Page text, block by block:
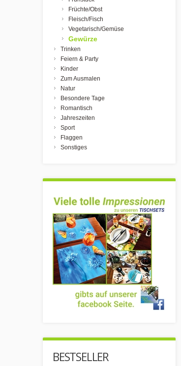
Früchte/Obst
Fleisch/Fisch
Vegetarisch/Gemüse
Gewürze
Trinken
Feiern & Party
Kinder
Zum Ausmalen
Natur
Besondere Tage
Romantisch
Jahreszeiten
Sport
Flaggen
Sonstiges
BESTSELLER